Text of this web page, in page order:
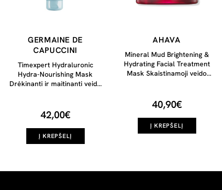
GERMAINE DE
CAPUCCINI
Timexpert Hydraluronic
Hydra-Nourishing Mask
Drėkinanti ir maitinanti veido
42,00€
Į KREPŠELĮ
AHAVA
Mineral Mud Brightening &
Hydrating Facial Treatment
Mask Skaistinamoji veido
40,90€
Į KREPŠELĮ